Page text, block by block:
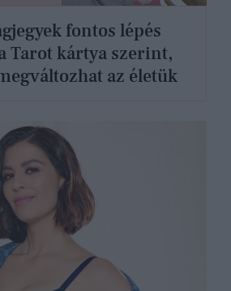
fontos lépés
Tarot kártya szerint,
az életük